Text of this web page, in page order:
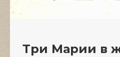
Три Марии в